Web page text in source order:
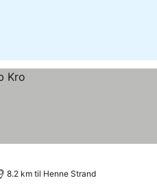
8.2 km til Henne Strand